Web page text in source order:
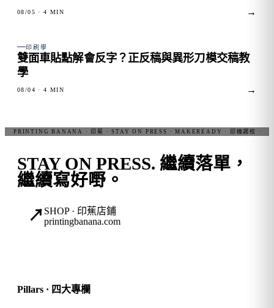
08/05 · 4 MIN →
FIG. 03
印刷學
雙面車貼點解會反字？正反稿與異形刀模交稿教
學
08/04 · 4 MIN →
STAY ON PRESS. 繼續落單，
繼續寫好嘢。
↗ SHOP · 印蕉店鋪
printingbanana.com
Pillars · 四大專欄